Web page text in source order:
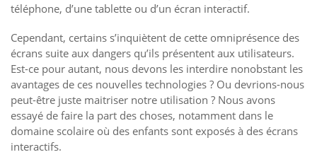
téléphone, d’une tablette ou d’un écran interactif.
Cependant, certains s’inquiètent de cette omniprésence des
écrans suite aux dangers qu’ils présentent aux utilisateurs.
Est-ce pour autant, nous devons les interdire nonobstant les
avantages de ces nouvelles technologies ? Ou devrions-nous
peut-être juste maitriser notre utilisation ? Nous avons
essayé de faire la part des choses, notamment dans le
domaine scolaire où des enfants sont exposés à des écrans
interactifs.